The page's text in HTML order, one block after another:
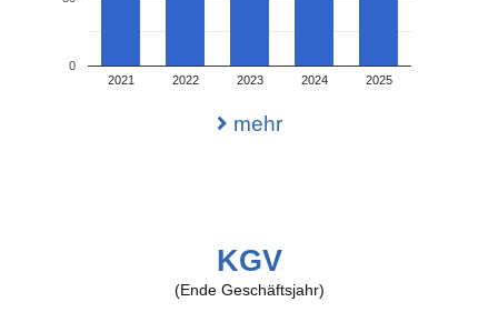
2021 2022 2023 2024 2025
0
mehr
KGV
(Ende Geschäftsjahr)